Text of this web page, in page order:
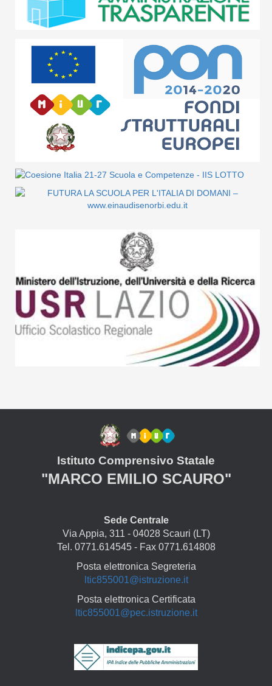
Istituto Comprensivo Statale
"MARCO EMILIO SCAURO"
Sede Centrale
Via Appia, 311 - 04028 Scauri (LT)
Tel. 0771.614545 - Fax 0771.614808
Posta elettronica Segreteria
ltic855001@istruzione.it
Posta elettronica Certificata
ltic855001@pec.istruzione.it